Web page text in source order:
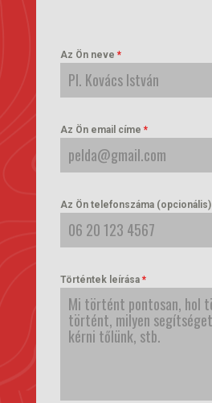
Az Ön neve *
Az Ön email címe *
Az Ön telefonszáma (opcionális)
Történtek leírása *